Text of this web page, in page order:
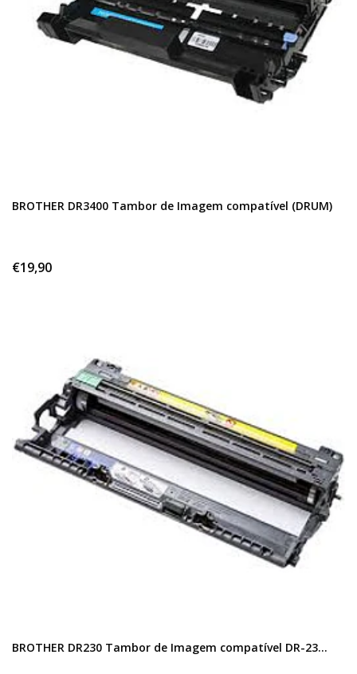
BROTHER DR3400 Tambor de Imagem compatível (DRUM)
€19,90
BROTHER DR230 Tambor de Imagem compatível DR-23...